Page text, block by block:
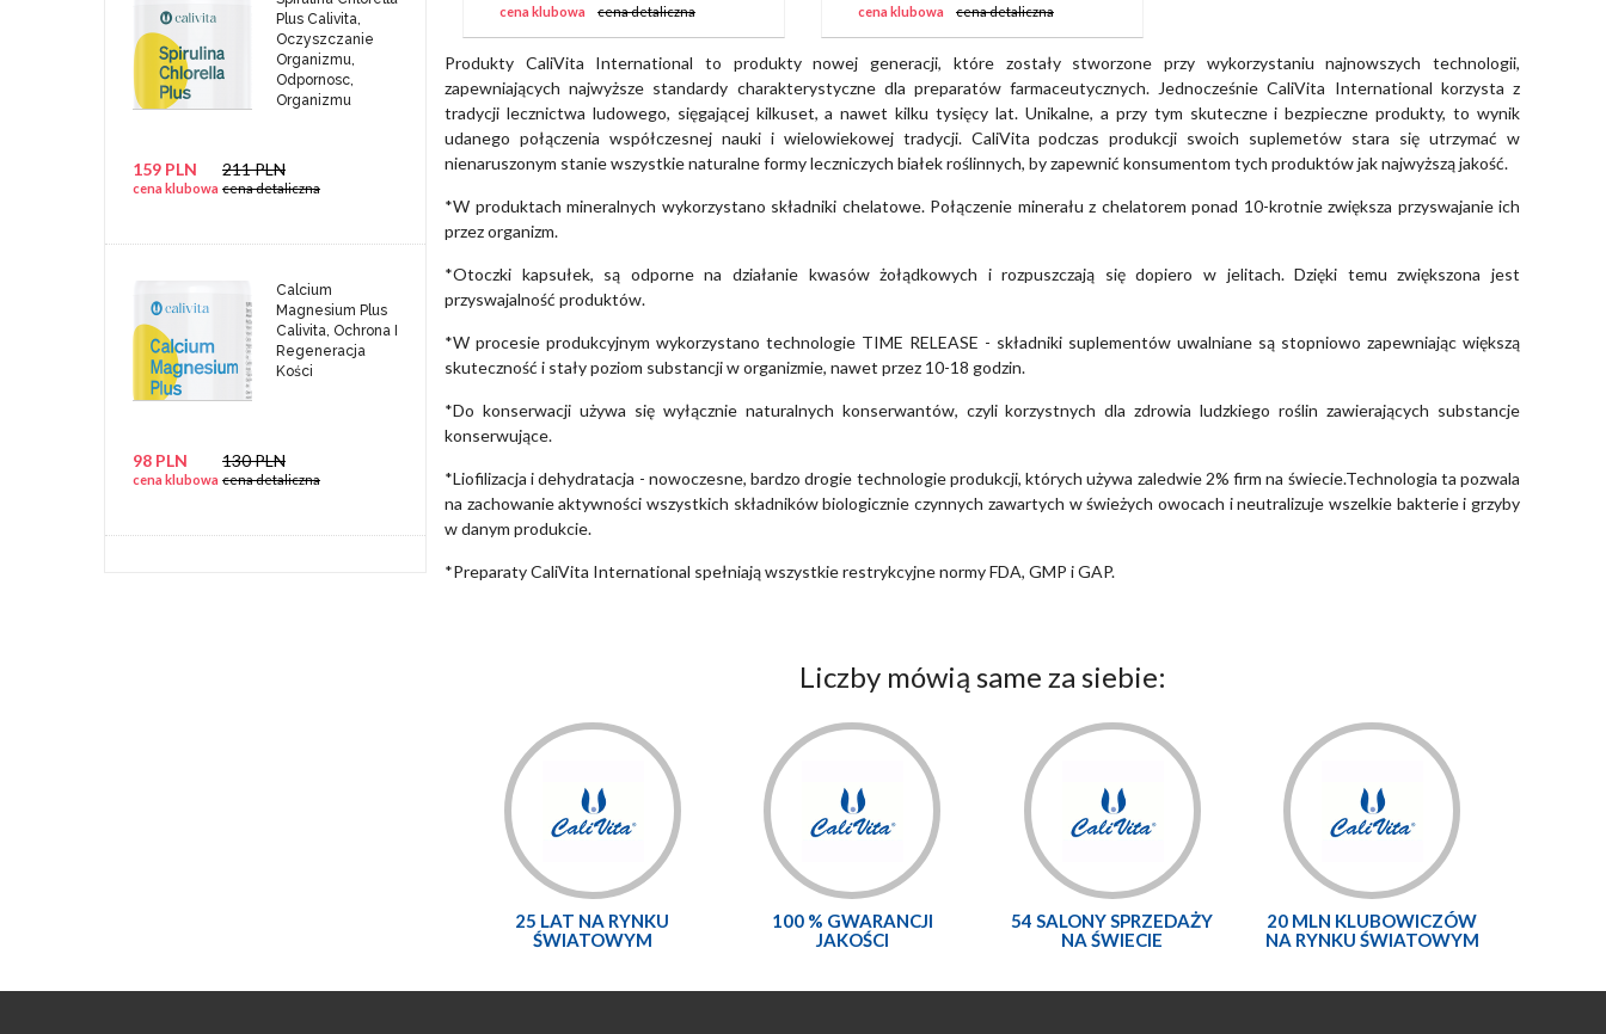
Plus Calivita,
Oczyszczanie
Organizmu,
Odpornosc,
Organizmu
159 PLN
cena klubowa
211 PLN
cena detaliczna
Calcium
Magnesium Plus
Calivita, Ochrona I
Regeneracja
Kości
98 PLN
cena klubowa
130 PLN
cena detaliczna
cena klubowa cena detaliczna cena klubowa cena detaliczna
Produkty CaliVita International to produkty nowej generacji, które zostały stworzone przy wykorzystaniu najnowszych technologii,
zapewniających najwyższe standardy charakterystyczne dla preparatów farmaceutycznych. Jednocześnie CaliVita International korzysta z
tradycji lecznictwa ludowego, sięgającej kilkuset, a nawet kilku tysięcy lat. Unikalne, a przy tym skuteczne i bezpieczne produkty, to wynik
udanego połączenia współczesnej nauki i wielowiekowej tradycji. CaliVita podczas produkcji swoich suplemetów stara się utrzymać w
nienaruszonym stanie wszystkie naturalne formy leczniczych białek roślinnych, by zapewnić konsumentom tych produktów jak najwyższą jakość.
*W produktach mineralnych wykorzystano składniki chelatowe. Połączenie minerału z chelatorem ponad 10-krotnie zwiększa przyswajanie ich
przez organizm.
*Otoczki kapsułek, są odporne na działanie kwasów żołądkowych i rozpuszczają się dopiero w jelitach. Dzięki temu zwiększona jest
przyswajalność produktów.
*W procesie produkcyjnym wykorzystano technologie TIME RELEASE - składniki suplementów uwalniane są stopniowo zapewniając większą
skuteczność i stały poziom substancji w organizmie, nawet przez 10-18 godzin.
*Do konserwacji używa się wyłącznie naturalnych konserwantów, czyli korzystnych dla zdrowia ludzkiego roślin zawierających substancje
konserwujące.
*Liofilizacja i dehydratacja - nowoczesne, bardzo drogie technologie produkcji, których używa zaledwie 2% firm na świecie.Technologia ta pozwala
na zachowanie aktywności wszystkich składników biologicznie czynnych zawartych w świeżych owocach i neutralizuje wszelkie bakterie i grzyby
w danym produkcie.
*Preparaty CaliVita International spełniają wszystkie restrykcyjne normy FDA, GMP i GAP.
Liczby mówią same za siebie:
25 LAT NA RYNKU
ŚWIATOWYM
100 % GWARANCJI
JAKOŚCI
54 SALONY SPRZEDAŻY
NA ŚWIECIE
20 MLN KLUBOWICZÓW
NA RYNKU ŚWIATOWYM